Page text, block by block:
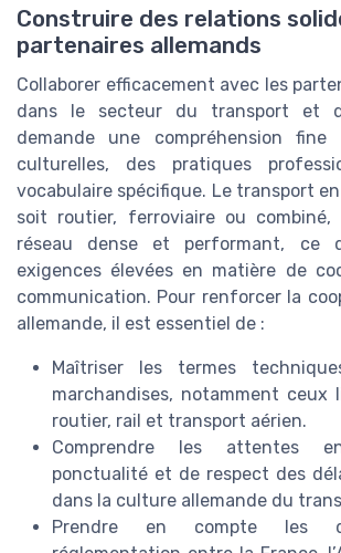
Construire des relations
partenaires allemands
Collaborer efficacement avec les
dans le secteur du transport et
demande une compréhension fine
culturelles, des pratiques
vocabulaire spécifique. Le transport
soit routier, ferroviaire ou combiné,
réseau dense et performant, ce
exigences élevées en matière de
communication. Pour renforcer la
allemande, il est essentiel de :
Maîtriser les termes
marchandises, notamment ceux
routier, rail et transport aérien.
Comprendre les attentes
ponctualité et de respect des
dans la culture allemande du
Prendre en compte les